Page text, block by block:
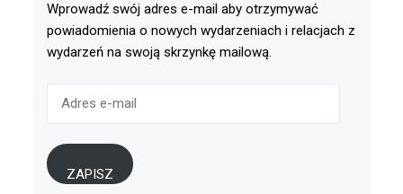
Wprowadź swój adres e-mail aby otrzymywać
powiadomienia o nowych wydarzeniach i relacjach z
wydarzeń na swoją skrzynkę mailową.
ZAPISZ